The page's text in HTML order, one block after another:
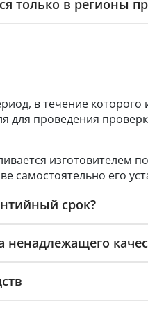
только в регионы
в течение которого
для проведения
изготовителем
самостоятельно его
срок?
ненадлежащего